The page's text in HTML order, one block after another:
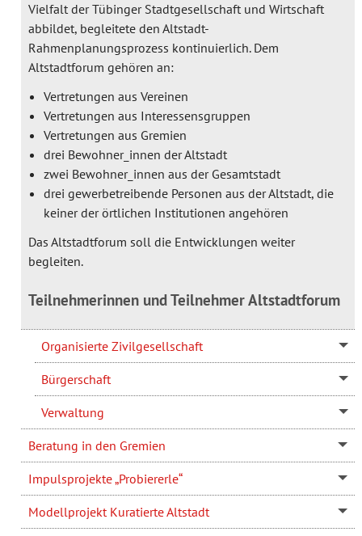
Vielfalt der Tübinger Stadtgesellschaft und Wirtschaft
abbildet, begleitete den Altstadt-
Rahmenplanungsprozess kontinuierlich. Dem
Altstadtforum gehören an:
Vertretungen aus Vereinen
Vertretungen aus Interessensgruppen
Vertretungen aus Gremien
drei Bewohner_innen der Altstadt
zwei Bewohner_innen aus der Gesamtstadt
drei gewerbetreibende Personen aus der Altstadt, die
keiner der örtlichen Institutionen angehören
Das Altstadtforum soll die Entwicklungen weiter
begleiten.
Teilnehmerinnen und Teilnehmer Altstadtforum
Organisierte Zivilgesellschaft
Bürgerschaft
Verwaltung
Beratung in den Gremien
Impulsprojekte „Probiererle“
Modellprojekt Kuratierte Altstadt